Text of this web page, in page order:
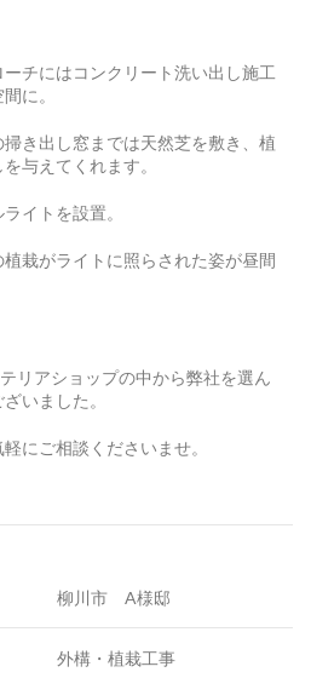
チにはコンクリート洗い出し施工
に。
き出し窓までは天然芝を敷き、植
与えてくれます。
イトを設置。
栽がライトに照らされた姿が昼間
リアショップの中から弊社を選ん
いました。
にご相談くださいませ。
柳川市 A様邸
外構・植栽工事